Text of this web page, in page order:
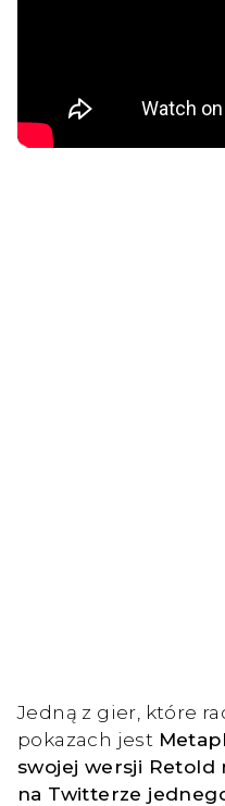
Jedną z gier, które
pokazach jest
swojej wersji Retold
na Twitterze